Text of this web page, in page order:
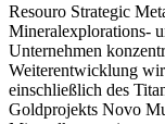
Resouro Strategic
Mineralexplorations-
Unternehmen
Weiterentwicklung
einschließlich des
Goldprojekts Novo